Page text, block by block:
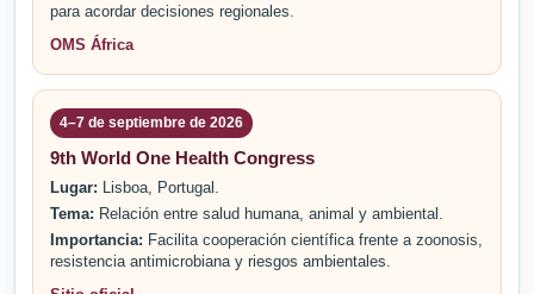
para acordar decisiones regionales.
OMS África
4–7 de septiembre de 2026
9th World One Health Congress
Lugar: Lisboa, Portugal.
Tema: Relación entre salud humana, animal y ambiental.
Importancia: Facilita cooperación científica frente a zoonosis,
resistencia antimicrobiana y riesgos ambientales.